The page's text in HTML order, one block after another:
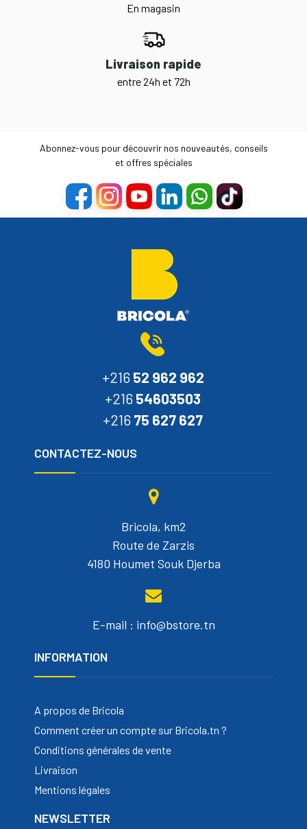
En magasin
Livraison rapide
entre 24h et 72h
Abonnez-vous pour découvrir nos nouveautés, conseils
et offres spéciales
+216 52 962 962
+216 54603503
+216 75 627 627
CONTACTEZ-NOUS
Bricola, km2
Route de Zarzis
4180 Houmet Souk Djerba
E-mail : info@bstore.tn
INFORMATION
A propos de Bricola
Comment créer un compte sur Bricola.tn ?
Conditions générales de vente
Livraison
Mentions légales
NEWSLETTER